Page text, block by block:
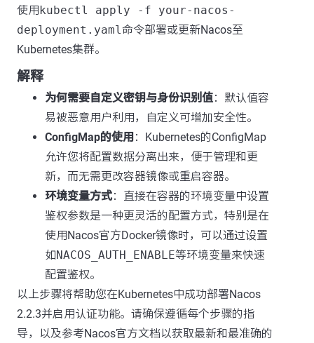
使用kubectl apply -f your-nacos-
deployment.yaml命令部署或更新Nacos至
Kubernetes集群。
解释
为何需要自定义密钥与身份识别值：默认值容
易被恶意用户利用，自定义可增加安全性。
ConfigMap的使用 ：Kubernetes的ConfigMap
允许您将配置数据分离出来，便于管理和更
新，而无需更改容器镜像或重启容器。
环境变量方式：直接在容器的环境变量中设置
鉴权参数是一种更灵活的配置方式，特别是在
使用Nacos官方Docker镜像时，可以通过设置
如NACOS_AUTH_ENABLE等环境变量来快速
配置鉴权。
以上步骤将帮助您在Kubernetes中成功部署Nacos
2.2.3并启用认证功能。请确保遵循每个步骤的指
导，以及参考Nacos官方文档以获取最新和最准确的